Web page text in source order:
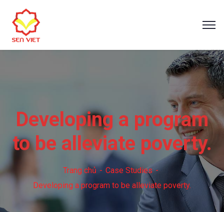
Developing a program
to be alleviate poverty.
Trang chủ
Case Studies
Developing a program to be alleviate poverty.